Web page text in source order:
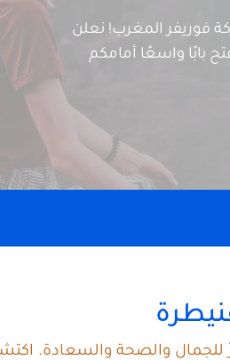
فوريفر المغرب! نعلن
بابًا واسعًا أمامكم
والصحة والسعادة.